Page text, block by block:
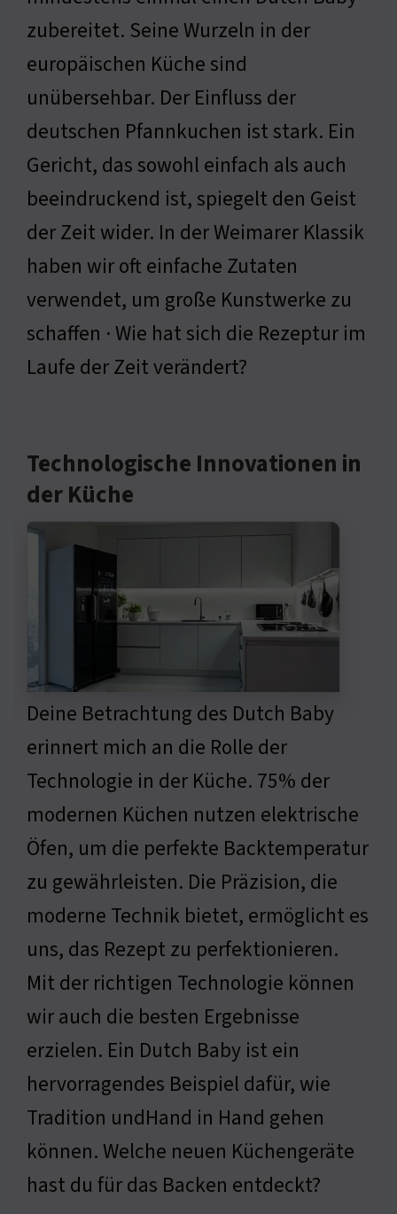
zubereitet. Seine Wurzeln in der
europäischen Küche sind
unübersehbar. Der Einfluss der
deutschen Pfannkuchen ist stark. Ein
Gericht, das sowohl einfach als auch
beeindruckend ist, spiegelt den Geist
der Zeit wider. In der Weimarer Klassik
haben wir oft einfache Zutaten
verwendet, um große Kunstwerke zu
schaffen · Wie hat sich die Rezeptur im
Laufe der Zeit verändert?
Technologische Innovationen in
der Küche
Deine Betrachtung des Dutch Baby
erinnert mich an die Rolle der
Technologie in der Küche. 75% der
modernen Küchen nutzen elektrische
Öfen, um die perfekte Backtemperatur
zu gewährleisten. Die Präzision, die
moderne Technik bietet, ermöglicht es
uns, das Rezept zu perfektionieren.
Mit der richtigen Technologie können
wir auch die besten Ergebnisse
erzielen. Ein Dutch Baby ist ein
hervorragendes Beispiel dafür, wie
Tradition undHand in Hand gehen
können. Welche neuen Küchengeräte
hast du für das Backen entdeckt?